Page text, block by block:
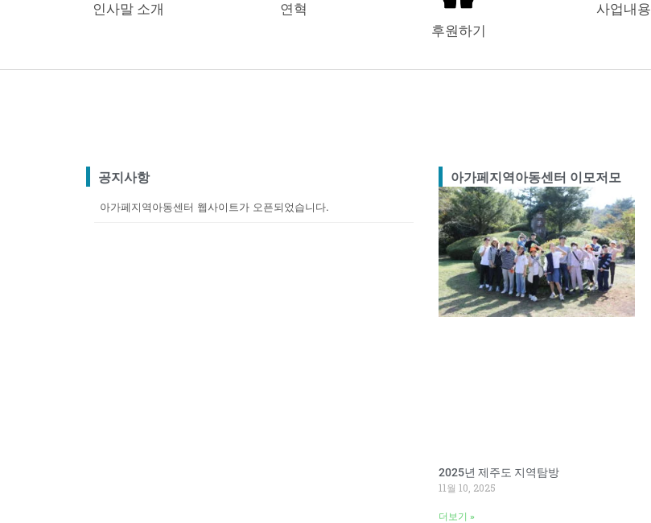
정서지원 프로그램(마음 튼튼, 행복 쑥쑥!)
교육 프로그램(신나는 배움 시간!)
인사말 소개
연혁
후원하기
사업내용
공지사항
아가페지역아동센터 웹사이트가 오픈되었습니다.
아가페지역아동센터 이모저모
2025년 제주도 지역탐방
11월 10, 2025
더보기 »